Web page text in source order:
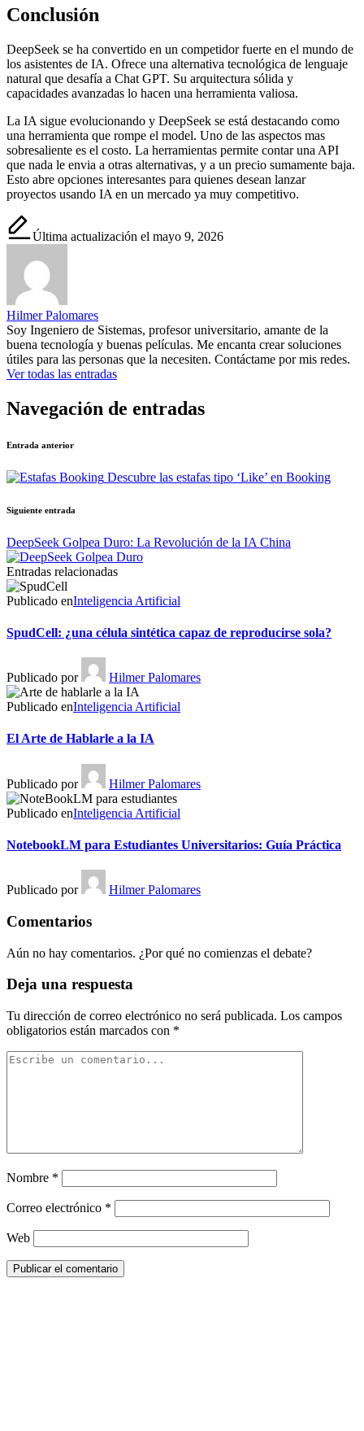
Conclusión
DeepSeek se ha convertido en un competidor fuerte en el mundo de
los asistentes de IA. Ofrece una alternativa tecnológica de lenguaje
natural que desafía a Chat GPT. Su arquitectura sólida y
capacidades avanzadas lo hacen una herramienta valiosa.
La IA sigue evolucionando y DeepSeek se está destacando como
una herramienta que rompe el model. Uno de las aspectos mas
sobresaliente es el costo. La herramientas permite contar una API
que nada le envia a otras alternativas, y a un precio sumamente baja.
Esto abre opciones interesantes para quienes desean lanzar
proyectos usando IA en un mercado ya muy competitivo.
Última actualización el mayo 9, 2026
Hilmer Palomares
Soy Ingeniero de Sistemas, profesor universitario, amante de la
buena tecnología y buenas películas. Me encanta crear soluciones
útiles para las personas que la necesiten. Contáctame por mis redes.
Ver todas las entradas
Navegación de entradas
Entrada anterior
Descubre las estafas tipo ‘Like’ en Booking
Siguiente entrada
DeepSeek Golpea Duro: La Revolución de la IA China
Entradas relacionadas
Publicado enInteligencia Artificial
SpudCell: ¿una célula sintética capaz de reproducirse sola?
Publicado por Hilmer Palomares
Publicado enInteligencia Artificial
El Arte de Hablarle a la IA
Publicado por Hilmer Palomares
Publicado enInteligencia Artificial
NotebookLM para Estudiantes Universitarios: Guía Práctica
Publicado por Hilmer Palomares
Comentarios
Aún no hay comentarios. ¿Por qué no comienzas el debate?
Deja una respuesta
Tu dirección de correo electrónico no será publicada. Los campos
obligatorios están marcados con *
Nombre *
Correo electrónico *
Web